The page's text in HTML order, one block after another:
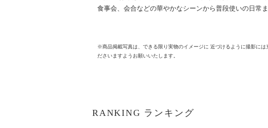
食事会、会合などの華やかなシーンから普段使いの日常
※商品掲載写真は、できる限り実物のイメージに 近づけるように撮影に
ださいますようお願いいたします。
RANKING ランキング